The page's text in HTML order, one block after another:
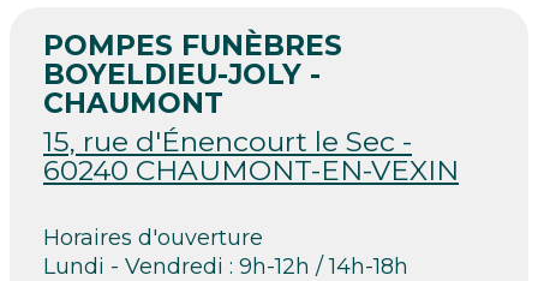
POMPES FUNÈBRES
BOYELDIEU-JOLY -
CHAUMONT
15, rue d'Énencourt le Sec -
60240 CHAUMONT-EN-VEXIN
Horaires d'ouverture
Lundi - Vendredi : 9h-12h / 14h-18h